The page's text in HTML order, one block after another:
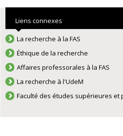
Liens connexes
La recherche à la FAS
Éthique de la recherche
Affaires professorales à la FAS
La recherche à l'UdeM
Faculté des études supérieures et